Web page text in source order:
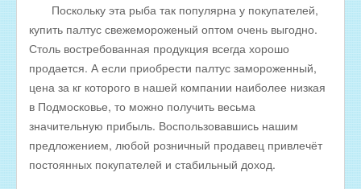
Оптовые цены на СОЛЕНУЮ РЫБУ
Оптовые цены на КОПЧЁНУЮ РЫБУ
Скачать все прайсы в одном архиве
МЯСНАЯ ПРОДУКЦИЯ
ОБРАТНАЯ СВЯЗЬ
ИНТЕРНЕТ-МАГАЗИН
Поскольку эта рыба так популярна у покупателей,
купить палтус свежемороженый оптом очень выгодно.
Столь востребованная продукция всегда хорошо
продается. А если приобрести палтус замороженный,
цена за кг которого в нашей компании наиболее низкая
в Подмосковье, то можно получить весьма
значительную прибыль. Воспользовавшись нашим
предложением, любой розничный продавец привлечёт
постоянных покупателей и стабильный доход.